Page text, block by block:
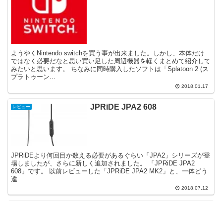
ようやくNintendo switchを買う事が出来ました。しかし、本体だけ
ではなく必要だなと思い買い足した周辺機器を軽くまとめて紹介して
みたいと思います。 ちなみに同時購入したソフトは「Splatoon 2 (ス
プラトゥーン...
2018.01.17
レビュー JPRiDE JPA2 608
JPRiDEより何回目か数える必要があるぐらい「JPA2」シリーズが登
場しましたが、さらに新しく追加されました。 「JPRiDE JPA2
608」です。 以前レビューした「JPRiDE JPA2 MK2」と、一体どう
違...
2018.07.12